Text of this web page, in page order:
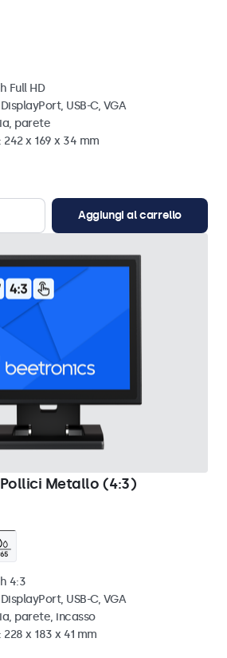
Full HD
USB-C, VGA
parete
x 169 x 34 mm
Aggiungi al carrello
Metallo (4:3)
4:3
USB-C, VGA
parete, incasso
x 183 x 41 mm